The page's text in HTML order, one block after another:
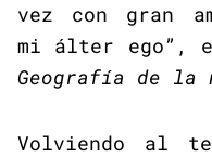
vez con gran
mi álter ego”,
Geografía de la
Volviendo al